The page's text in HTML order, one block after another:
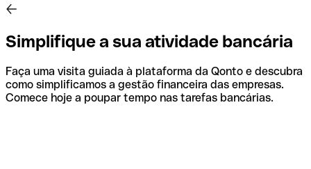
Simplifique a sua atividade bancária
Faça uma visita guiada à plataforma da Qonto e descubra
como simplificamos a gestão financeira das empresas.
Comece hoje a poupar tempo nas tarefas bancárias.